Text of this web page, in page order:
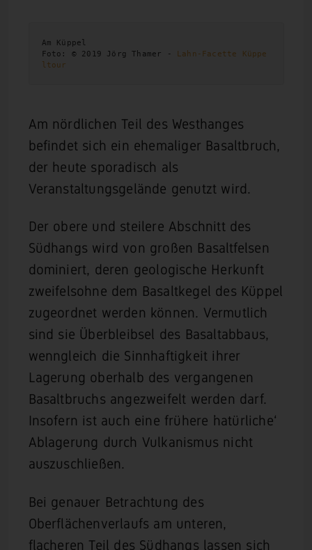
Am Küppel
Foto: © 2019 Jörg Thamer - Lahn-Facette Küppe
ltour
Am nördlichen Teil des Westhanges
befindet sich ein ehemaliger Basaltbruch,
der heute sporadisch als
Veranstaltungsgelände genutzt wird.
Der obere und steilere Abschnitt des
Südhangs wird von großen Basaltfelsen
dominiert, deren geologische Herkunft
zweifelsohne dem Basaltkegel des Küppel
zugeordnet werden können. Vermutlich
sind sie Überbleibsel des Basaltabbaus,
wenngleich die Sinnhaftigkeit ihrer
Lagerung oberhalb des vergangenen
Basaltbruchs angezweifelt werden darf.
Insofern ist auch eine frühere ’natürliche‘
Ablagerung durch Vulkanismus nicht
auszuschließen.
Bei genauer Betrachtung des
Oberflächenverlaufs am unteren,
flacheren Teil des Südhangs lassen sich